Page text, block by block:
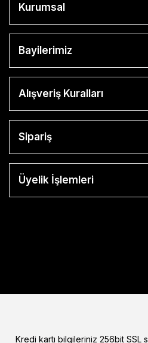
Kurumsal
Bayilerimiz
Alışveriş Kuralları
Sipariş
Üyelik İşlemleri
Kredi kartı bilgileriniz 256bit SSL